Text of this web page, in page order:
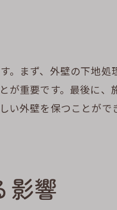
チェック
施工方法
させる方法
まず、外壁の下地処
重要です。最後に、
い外壁を保つことが
影響